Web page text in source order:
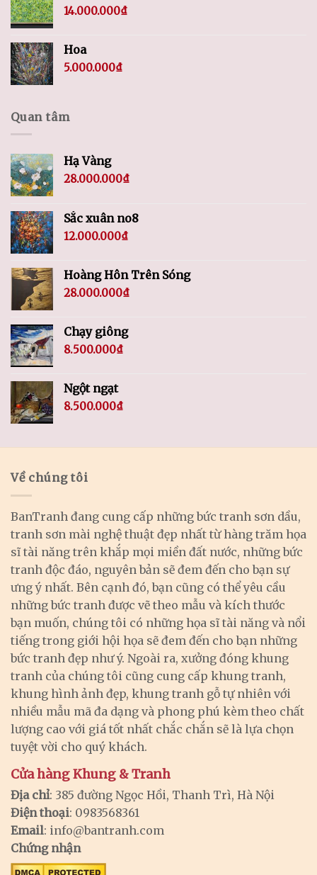
14.000.000₫
Hoa
5.000.000₫
Quan tâm
Hạ Vàng
28.000.000₫
Sắc xuân no8
12.000.000₫
Hoàng Hôn Trên Sóng
28.000.000₫
Chạy giông
8.500.000₫
Ngột ngạt
8.500.000₫
Về chúng tôi
BanTranh đang cung cấp những bức tranh sơn dầu,
tranh sơn mài nghệ thuật đẹp nhất từ hàng trăm họa
sĩ tài năng trên khắp mọi miền đất nước, những bức
tranh độc đáo, nguyên bản sẽ đem đến cho bạn sự
ưng ý nhất. Bên cạnh đó, bạn cũng có thể yêu cầu
những bức tranh được vẽ theo mẫu và kích thước
bạn muốn, chúng tôi có những họa sĩ tài năng và nổi
tiếng trong giới hội họa sẽ đem đến cho bạn những
bức tranh đẹp như ý. Ngoài ra, xưởng đóng khung
tranh của chúng tôi cũng cung cấp khung tranh,
khung hình ảnh đẹp, khung tranh gỗ tự nhiên với
nhiều mẫu mã đa dạng và phong phú kèm theo chất
lượng cao với giá tốt nhất chắc chắn sẽ là lựa chọn
tuyệt vời cho quý khách.
Cửa hàng Khung & Tranh
Địa chỉ: 385 đường Ngọc Hồi, Thanh Trì, Hà Nội
Điện thoại: 0983568361
Email: info@bantranh.com
Chứng nhận